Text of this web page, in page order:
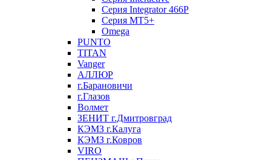
Серия Integrator 466P
Серия MT5+
Omega
PUNTO
TITAN
Vanger
АЛЛЮР
г.Барановичи
г.Глазов
Волмет
ЗЕНИТ г.Дмитровград
КЭМЗ г.Калуга
КЭМЗ г.Ковров
VIRO